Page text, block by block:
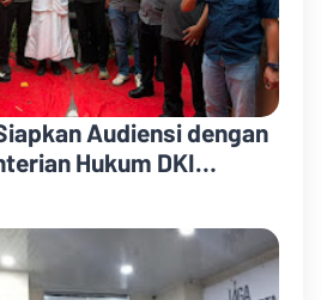
Audiensi dengan
Hukum DKI